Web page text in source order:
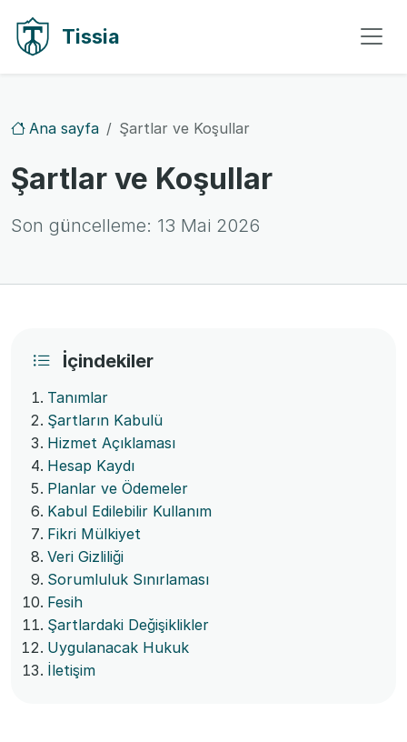
Tissia
Ana sayfa Şartlar ve Koşullar
Şartlar ve Koşullar
Son güncelleme: 13 Mai 2026
İçindekiler
Tanımlar
Şartların Kabulü
Hizmet Açıklaması
Hesap Kaydı
Planlar ve Ödemeler
Kabul Edilebilir Kullanım
Fikri Mülkiyet
Veri Gizliliği
Sorumluluk Sınırlaması
Fesih
Şartlardaki Değişiklikler
Uygulanacak Hukuk
İletişim